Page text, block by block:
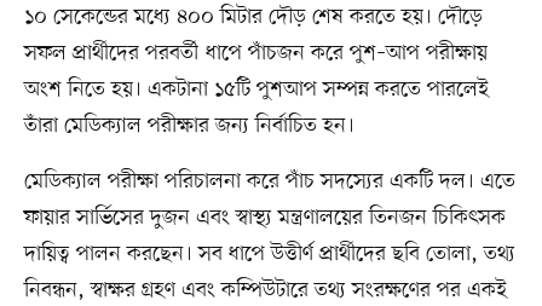
১০ সেকেন্ডের মধ্যে ৪০০ মিটার দৌড় শেষ করতে হয়। দৌড়ে
সফল প্রার্থীদের পরবর্তী ধাপে পাঁচজন করে পুশ–আপ পরীক্ষায়
অংশ নিতে হয়। একটানা ১৫টি পুশআপ সম্পন্ন করতে পারলেই
তাঁরা মেডিক্যাল পরীক্ষার জন্য নির্বাচিত হন।
মেডিক্যাল পরীক্ষা পরিচালনা করে পাঁচ সদস্যের একটি দল। এতে
ফায়ার সার্ভিসের দুজন এবং স্বাস্থ্য মন্ত্রণালয়ের তিনজন চিকিৎসক
দায়িত্ব পালন করছেন। সব ধাপে উত্তীর্ণ প্রার্থীদের ছবি তোলা, তথ্য
নিবন্ধন, স্বাক্ষর গ্রহণ এবং কম্পিউটারে তথ্য সংরক্ষণের পর একই